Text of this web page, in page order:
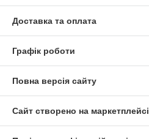
Доставка та оплата
Графік роботи
Повна версія сайту
Сайт створено на маркетплейсі